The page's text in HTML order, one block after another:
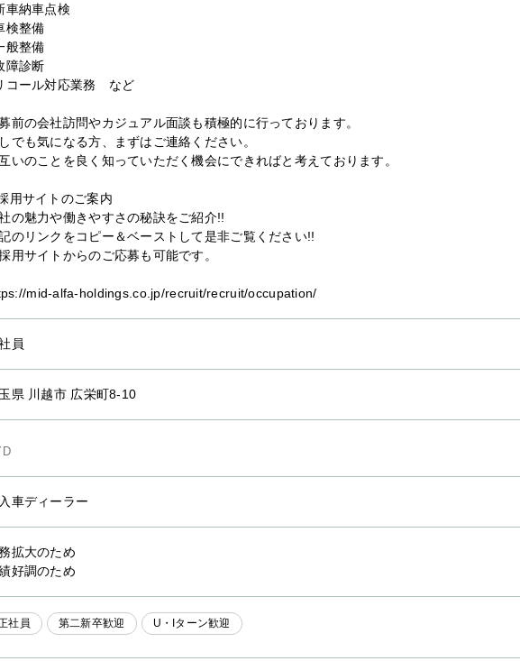
車納車点検
検整備
般整備
障診断
コール対応業務 など
前の会社訪問やカジュアル面談も積極的に行っております。
でも気になる方、まずはご連絡ください。
いのことを良く知っていただく機会にできればと考えております。
用サイトのご案内
の魅力や働きやすさの秘訣をご紹介!!
のリンクをコピー＆ベーストして是非ご覧ください!!
用サイトからのご応募も可能です。
mid-alfa-holdings.co.jp/recruit/recruit/occupation/
員
県 川越市 広栄町8-10
車ディーラー
拡大のため
好調のため
社員 第二新卒歓迎 U・Iターン歓迎